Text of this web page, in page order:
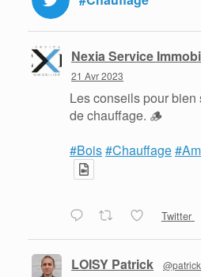
Nexia Service
21 Avr 2023
Les conseils pour
de chauffage. 🪵
#Bois#Chauffage
Twitter
LOISY Patrick